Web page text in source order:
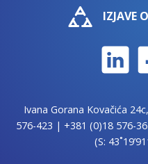
IZJAVE
Ivana Gorana Kovačića
576-423 | +381 (0)18 576-
(S: